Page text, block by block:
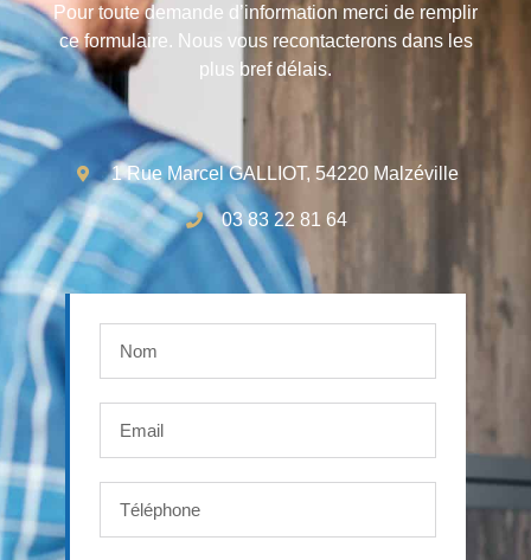
Pour toute demande d’information merci de remplir
ce formulaire. Nous vous recontacterons dans les
plus bref délais.
1 Rue Marcel GALLIOT, 54220 Malzéville
03 83 22 81 64